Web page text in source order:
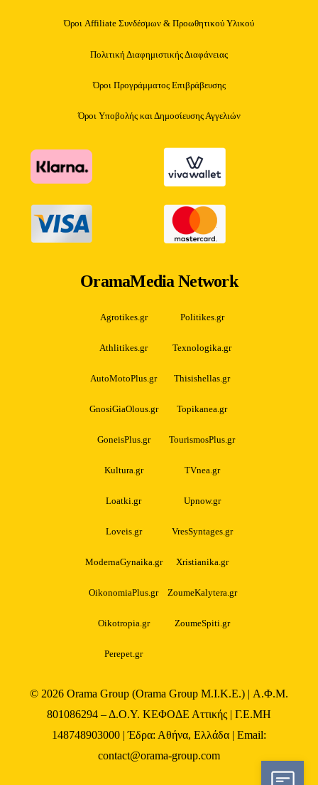
Όροι Affiliate Συνδέσμων & Προωθητικού Υλικού
Πολιτική Διαφημιστικής Διαφάνειας
Όροι Προγράμματος Επιβράβευσης
Όροι Υποβολής και Δημοσίευσης Αγγελιών
OramaMedia Network
Agrotikes.gr Politikes.gr
Athlitikes.gr Texnologika.gr
AutoMotoPlus.gr Thisishellas.gr
GnosiGiaOlous.gr Topikanea.gr
GoneisPlus.gr TourismosPlus.gr
Kultura.gr TVnea.gr
Loatki.gr Upnow.gr
Loveis.gr VresSyntages.gr
ModernaGynaika.gr Xristianika.gr
OikonomiaPlus.gr ZoumeKalytera.gr
Oikotropia.gr ZoumeSpiti.gr
Perepet.gr
© 2026 Orama Group (Orama Group Μ.Ι.Κ.Ε.) | Α.Φ.Μ.
801086294 – Δ.Ο.Υ. ΚΕΦΟΔΕ Αττικής | Γ.Ε.ΜΗ
148748903000 | Έδρα: Αθήνα, Ελλάδα | Email:
contact@orama-group.com